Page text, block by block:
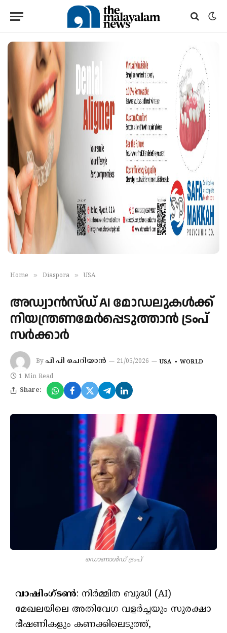
Home » Diaspora » USA
അഡ്വാൻസ്ഡ് AI മോഡലുകൾക്ക്
നിയന്ത്രണമേർപ്പെടുത്താൻ ട്രംപ്
സർക്കാർ
By പി പി ചെറിയാൻ 21/05/2026 USA WORLD
1 Min Read
Share:
ഡൊണാൾഡ് ട്രംപ്
വാഷിംഗ്ടൺ: നിർമ്മിത ബുദ്ധി (AI)
മേഖലയിലെ അതിവേഗ വളർച്ചയും സുരക്ഷാ
ഭീഷണികളും കണക്കിലെടുത്ത്,